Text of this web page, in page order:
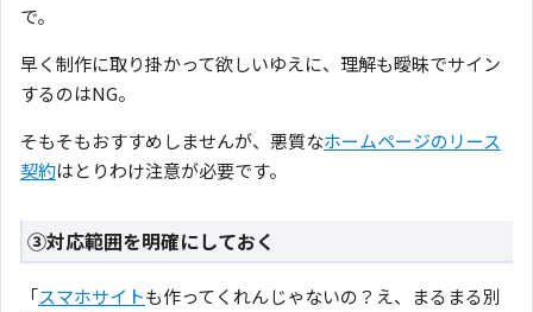
で。
早く制作に取り掛かって欲しいゆえに、理解も曖昧でサイン
するのはNG。
そもそもおすすめしませんが、悪質なホームページのリース
契約はとりわけ注意が必要です。
③対応範囲を明確にしておく
「スマホサイトも作ってくれんじゃないの？え、まるまる別